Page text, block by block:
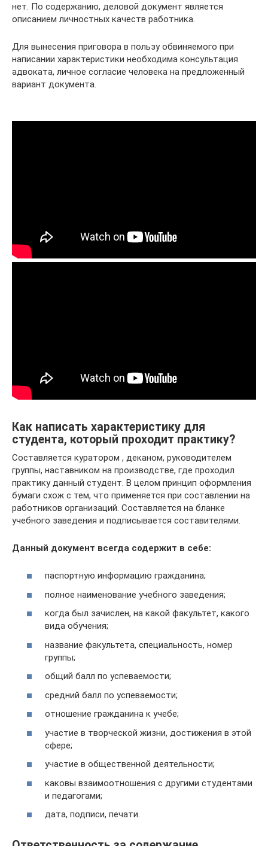
нет. По содержанию, деловой документ является
описанием личностных качеств работника.
Для вынесения приговора в пользу обвиняемого при
написании характеристики необходима консультация
адвоката, личное согласие человека на предложенный
вариант документа.
Как написать характеристику для
студента, который проходит практику?
Составляется куратором , деканом, руководителем
группы, наставником на производстве, где проходил
практику данный студент. В целом принцип оформления
бумаги схож с тем, что применяется при составлении на
работников организаций. Составляется на бланке
учебного заведения и подписывается составителями.
Данный документ всегда содержит в себе:
паспортную информацию гражданина;
полное наименование учебного заведения;
когда был зачислен, на какой факультет, какого
вида обучения;
название факультета, специальность, номер
группы;
общий балл по успеваемости;
средний балл по успеваемости;
отношение гражданина к учебе;
участие в творческой жизни, достижения в этой
сфере;
участие в общественной деятельности;
каковы взаимоотношения с другими студентами
и педагогами;
дата, подписи, печати.